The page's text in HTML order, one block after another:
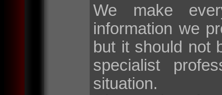
We make
information we
but it should not
specialist
situation.